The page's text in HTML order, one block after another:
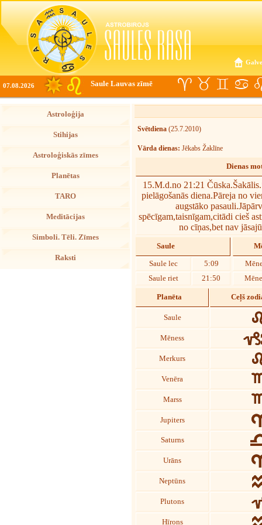
07.08.2026 Saule Lauvas zīmē
Astroloģija
Stihijas
Astroloģiskās zīmes
Planētas
TARO
Meditācijas
Simboli. Tēli. Zīmes
Raksti
Svētdiena (25.7.2010)
Vārda dienas: Jēkabs Žaklīne
Dienas
15.M.d.no 21:21
pielāgošanās diena.Pāreja no
augstāko
spēcīgam,taisnīgam,citādi cieš
no cīņas,bet nav
Saule
Saule lec
5:09
Saule riet
21:50
Planēta Ceļš
Saule
Mēness
Merkurs
Venēra
Marss
Jupiters
Saturns
Urāns
Neptūns
Plutons
Hīrons